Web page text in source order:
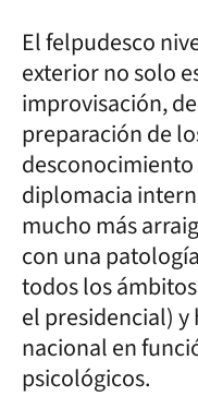
El felpudesco
exterior no solo
improvisación,
preparación de
desconocimiento
diplomacia
mucho más
con una
todos los
el presidencial) y
nacional en
psicológicos.